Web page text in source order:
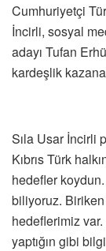
Cumhuriyetçi
İncirli, sosyal
adayı Tufan
kardeşlik
Sıla Usar İncirli
Kıbrıs Türk
hedefler
biliyoruz.
hedeflerimiz
yaptığın gibi